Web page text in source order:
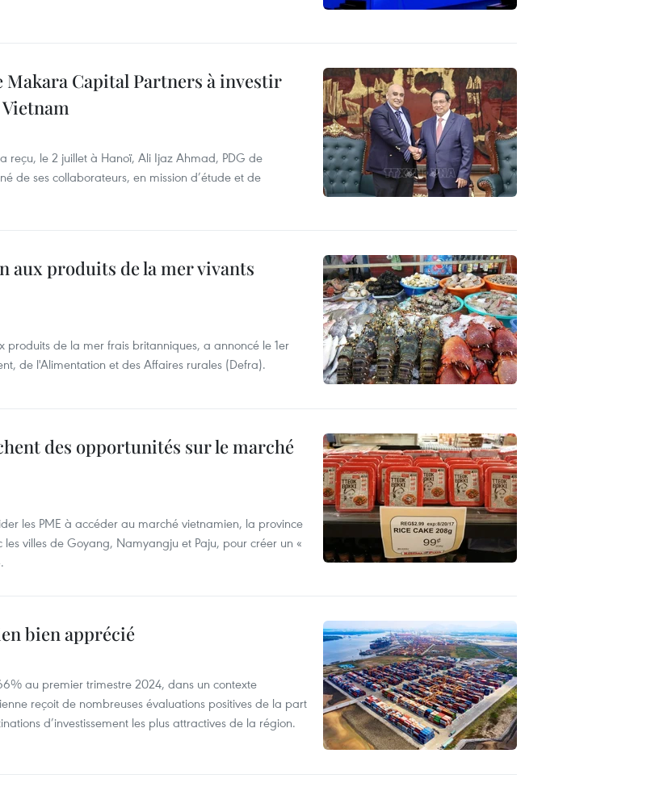
Capital Partners à investir
reçu, le 2 juillet à Hanoï, Ali Ijaz Ahmad, PDG de
de ses collaborateurs, en mission d’étude et de
aux produits de la mer vivants
de la mer frais britanniques, a annoncé le 1er
de l'Alimentation et des Affaires rurales (Defra).
des opportunités sur le marché
les PME à accéder au marché vietnamien, la province
villes de Goyang, Namyangju et Paju, pour créer un «
bien apprécié
au premier trimestre 2024, dans un contexte
reçoit de nombreuses évaluations positives de la part
d’investissement les plus attractives de la région.